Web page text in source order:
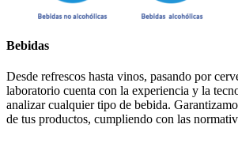
Bebidas
Desde refrescos hasta vinos, pasando por
laboratorio cuenta con la experiencia y la
analizar cualquier tipo de bebida.
de tus productos, cumpliendo con las